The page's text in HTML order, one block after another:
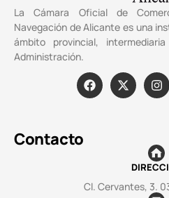
La Cámara Oficial de
Navegación de Alicante es una
ámbito provincial,
Administración.
Contacto
Cl. Cervantes, 3.